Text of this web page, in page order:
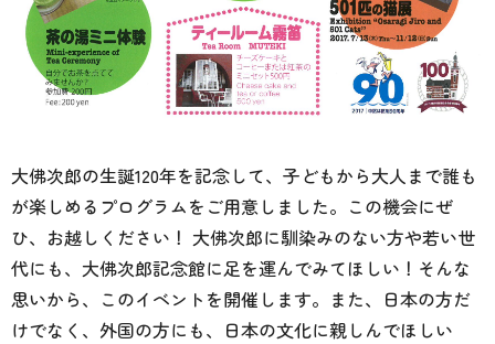
大佛次郎の生誕120年を記念して、子どもから大人まで誰も
が楽しめるプログラムをご用意しました。この機会にぜ
ひ、お越しください！ 大佛次郎に馴染みのない方や若い世
代にも、大佛次郎記念館に足を運んでみてほしい！そんな
思いから、このイベントを開催します。また、日本の方だ
けでなく、外国の方にも、日本の文化に親しんでほしい